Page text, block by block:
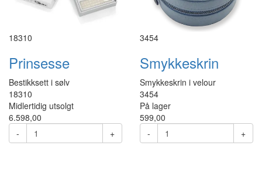
18310
Prinsesse
Bestikksett i sølv
18310
Midlertidig utsolgt
6.598,00
-
+
3454
Smykkeskrin
Smykkeskrin i velour
3454
På lager
599,00
-
+